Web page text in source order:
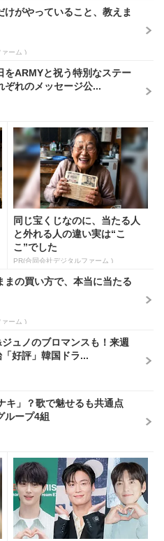
けがやっていること、教えま
ァーム )
をARMYと祝う特別なステー
ぞれのメッセージ公...
同じ宝くじなのに、当たる人
と外れる人の違い実は“こ
こ”でした
PR(合同会社デジタルファーム )
まの買い方で、本当に当たる
ァーム )
ュノのブロマンスも！来週
好評」韓国ドラ...
キ」？歌で魅せるも共通点
ループ4組